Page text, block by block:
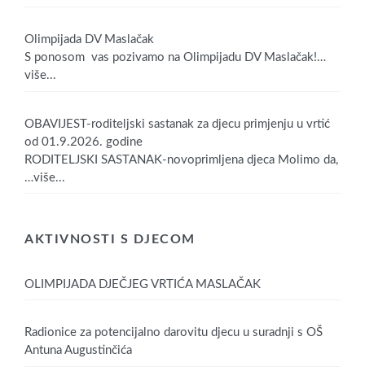
Olimpijada DV Maslačak
S ponosom vas pozivamo na Olimpijadu DV Maslačak!…
više...
OBAVIJEST-roditeljski sastanak za djecu primjenju u vrtić
od 01.9.2026. godine
RODITELJSKI SASTANAK-novoprimljena djeca Molimo da,
…više...
AKTIVNOSTI S DJECOM
OLIMPIJADA DJEČJEG VRTIĆA MASLAČAK
Radionice za potencijalno darovitu djecu u suradnji s OŠ
Antuna Augustinčića